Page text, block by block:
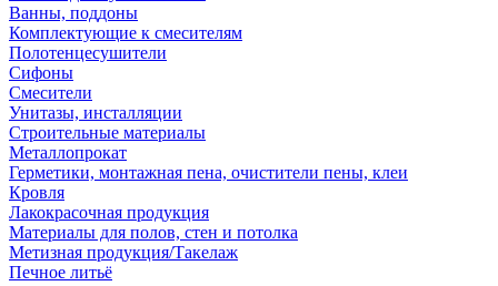
Ванны, поддоны
Комплектующие к смесителям
Полотенцесушители
Сифоны
Смесители
Унитазы, инсталляции
Строительные материалы
Металлопрокат
Герметики, монтажная пена, очистители пены, клеи
Кровля
Лакокрасочная продукция
Материалы для полов, стен и потолка
Метизная продукция/Такелаж
Печное литьё